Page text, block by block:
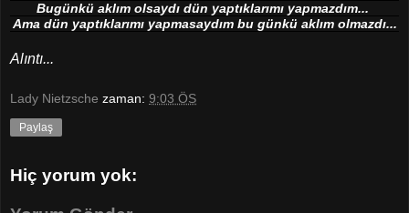
Bugünkü aklım olsaydı dün yaptıklarımı yapmazdım...
Ama dün yaptıklarımı yapmasaydım bu günkü aklım olmazdı...
Alıntı...
Lady Nietzsche zaman: 9:03 ÖS
Paylaş
Hiç yorum yok: